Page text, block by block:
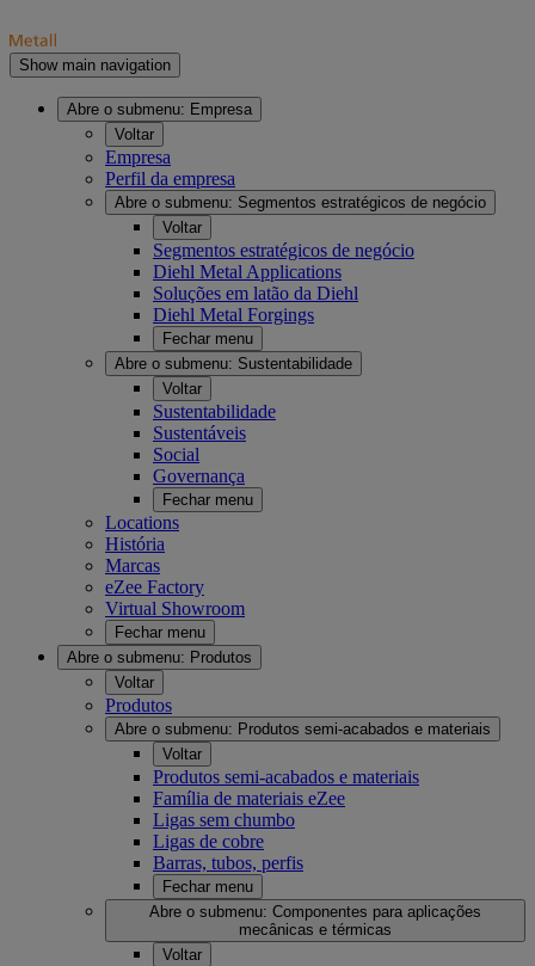
Show main navigation
Abre o submenu: Empresa
Voltar
Empresa
Perfil da empresa
Abre o submenu: Segmentos estratégicos de negócio
Voltar
Segmentos estratégicos de negócio
Diehl Metal Applications
Soluções em latão da Diehl
Diehl Metal Forgings
Fechar menu
Abre o submenu: Sustentabilidade
Voltar
Sustentabilidade
Sustentáveis
Social
Governança
Fechar menu
Locations
História
Marcas
eZee Factory
Virtual Showroom
Fechar menu
Abre o submenu: Produtos
Voltar
Produtos
Abre o submenu: Produtos semi-acabados e materiais
Voltar
Produtos semi-acabados e materiais
Família de materiais eZee
Ligas sem chumbo
Ligas de cobre
Barras, tubos, perfis
Fechar menu
Abre o submenu: Componentes para aplicações
mecânicas e térmicas
Voltar